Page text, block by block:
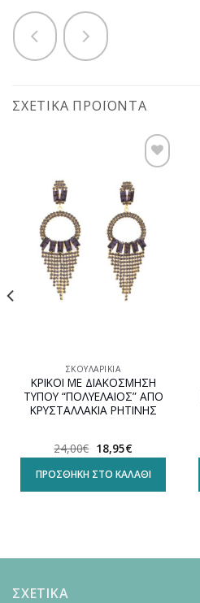
ΣΧΕΤΙΚΆ ΠΡΟΪΌΝΤΑ
Προσθήκη
wishlist
ΣΚΟΥΛΑΡΊΚΙΑ
ΚΡΙΚΟΙ ΜΕ ΔΙΑΚΟΣΜΗΣΗ
ΤΥΠΟΥ “ΠΟΛΥΕΛΑΙΟΣ” ΑΠΟ
ΚΡΥΣΤΑΛΛΑΚΙΑ ΡΗΤΙΝΗΣ
24,00€ Original
price
was:
24,00€.
18,95€Η
τρέχουσα
τιμή
είναι:
18,95€.
ΠΡΟΣΘΉΚΗ ΣΤΟ ΚΑΛΆΘΙ
ΣΧΕΤΙΚΑ